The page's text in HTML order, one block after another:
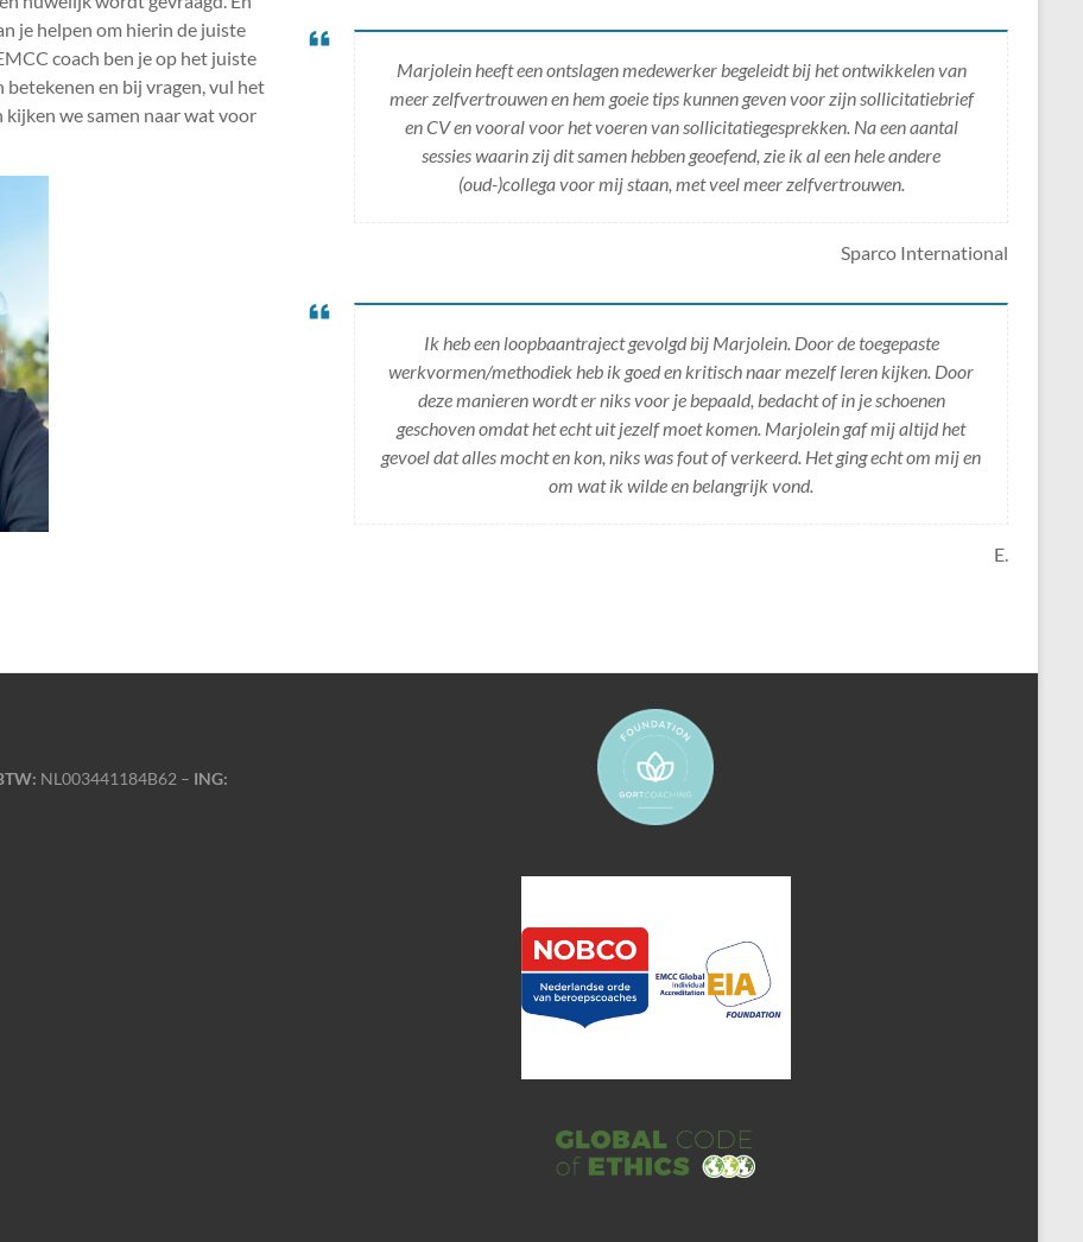
je helpen om hierin de juiste
coach ben je op het juiste
en bij vragen, vul het
we samen naar wat voor
Marjolein heeft een ontslagen medewerker begeleidt bij het ontwikkelen van
meer zelfvertrouwen en hem goeie tips kunnen geven voor zijn sollicitatiebrief
en CV en vooral voor het voeren van sollicitatiegesprekken. Na een aantal
sessies waarin zij dit samen hebben geoefend, zie ik al een hele andere
(oud-)collega voor mij staan, met veel meer zelfvertrouwen.
Sparco International
Ik heb een loopbaantraject gevolgd bij Marjolein. Door de toegepaste
werkvormen/methodiek heb ik goed en kritisch naar mezelf leren kijken. Door
deze manieren wordt er niks voor je bepaald, bedacht of in je schoenen
geschoven omdat het echt uit jezelf moet komen. Marjolein gaf mij altijd het
gevoel dat alles mocht en kon, niks was fout of verkeerd. Het ging echt om mij en
om wat ik wilde en belangrijk vond.
E.
NL003441184B62 – ING: